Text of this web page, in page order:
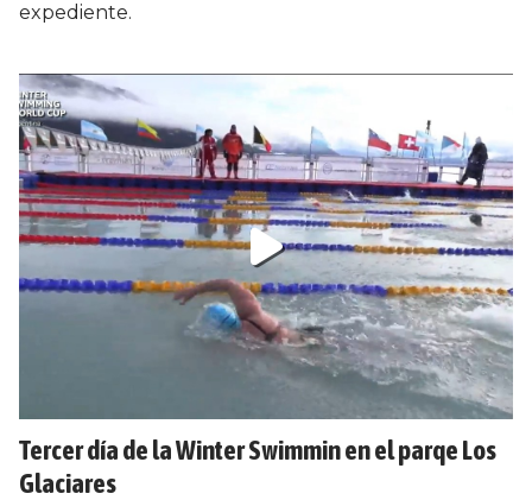
expediente.
Tercer día de la Winter Swimmin en el parqe Los
Glaciares